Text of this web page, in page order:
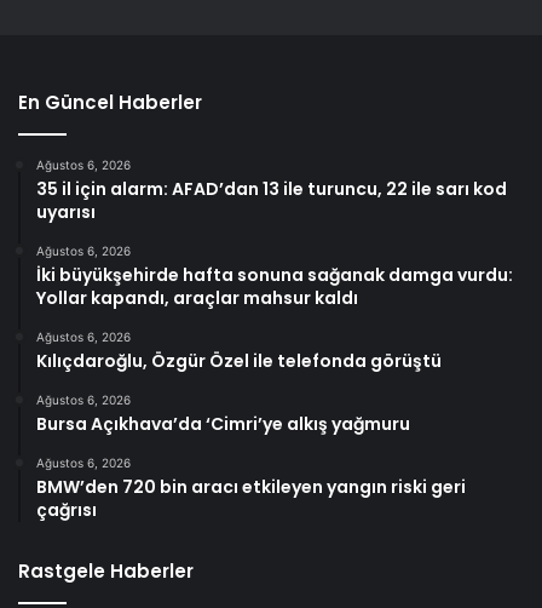
En Güncel Haberler
Ağustos 6, 2026
35 il için alarm: AFAD’dan 13 ile turuncu, 22 ile sarı kod
uyarısı
Ağustos 6, 2026
İki büyükşehirde hafta sonuna sağanak damga vurdu:
Yollar kapandı, araçlar mahsur kaldı
Ağustos 6, 2026
Kılıçdaroğlu, Özgür Özel ile telefonda görüştü
Ağustos 6, 2026
Bursa Açıkhava’da ‘Cimri’ye alkış yağmuru
Ağustos 6, 2026
BMW’den 720 bin aracı etkileyen yangın riski geri
çağrısı
Rastgele Haberler